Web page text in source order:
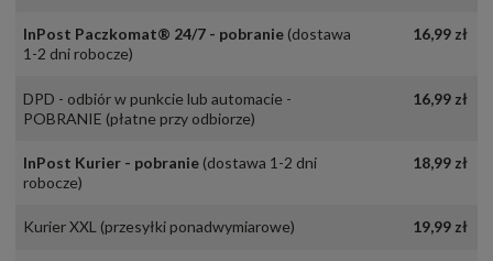
InPost Paczkomat® 24/7 - pobranie (dostawa
1-2 dni robocze)
16,99 zł
DPD - odbiór w punkcie lub automacie -
POBRANIE (płatne przy odbiorze)
16,99 zł
InPost Kurier - pobranie (dostawa 1-2 dni
robocze)
18,99 zł
Kurier XXL (przesyłki ponadwymiarowe) 19,99 zł